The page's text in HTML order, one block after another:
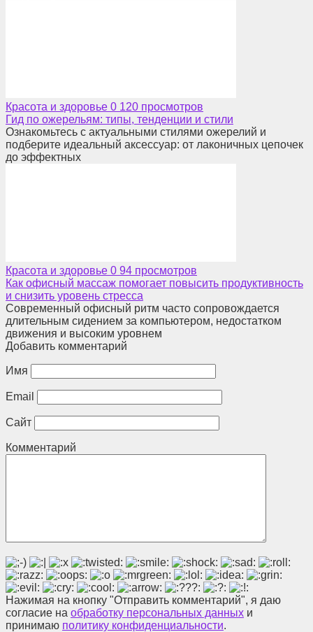
Красота и здоровье 0 120 просмотров
Гид по ожерельям: типы, тенденции и стили
Ознакомьтесь с актуальными стилями ожерелий и
подберите идеальный аксессуар: от лаконичных цепочек
до эффектных
Красота и здоровье 0 94 просмотров
Как офисный массаж помогает повысить продуктивность
и снизить уровень стресса
Современный офисный ритм часто сопровождается
длительным сидением за компьютером, недостатком
движения и высоким уровнем
Добавить комментарий
Имя
Email
Сайт
Комментарий
Нажимая на кнопку "Отправить комментарий", я даю
согласие на обработку персональных данных и
принимаю политику конфиденциальности.